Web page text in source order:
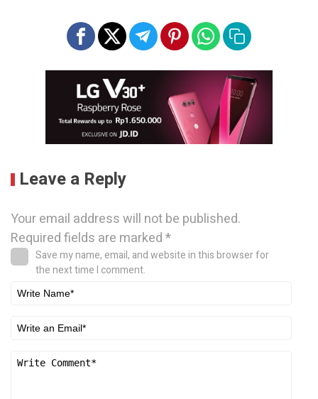
Leave a Reply
Your email address will not be published.
Required fields are marked*
Save my name, email, and website in this browser for
the next time I comment.